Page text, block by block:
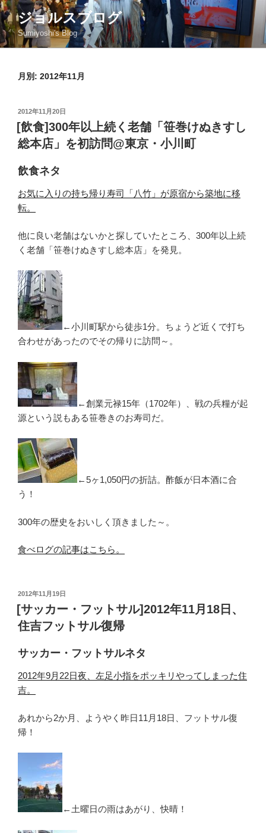
コ
ン
テ
ン
ジョルスブログ
Sumiyoshi's Blog
月別: 2012年11月
投
稿
日:
2012年11月20日
[飲食]300年以上続く老舗「笹巻けぬきすし
総本店」を初訪問@東京・小川町
飲食ネタ
お気に入りの持ち帰り寿司「八竹」が原宿から築地に移
転。
他に良い老舗はないかと探していたところ、300年以上続
く老舗「笹巻けぬきすし総本店」を発見。
←小川町駅から徒歩1分。ちょうど近くで打ち
合わせがあったのでその帰りに訪問～。
←創業元禄15年（1702年）、戦の兵糧が起
源という説もある笹巻きのお寿司だ。
←5ヶ1,050円の折詰。酢飯が日本酒に合
う！
300年の歴史をおいしく頂きました～。
食べログの記事はこちら。
投
稿
日:
2012年11月19日
[サッカー・フットサル]2012年11月18日、
住吉フットサル復帰
サッカー・フットサルネタ
2012年9月22日夜、左足小指をポッキリやってしまった住
吉。
あれから2か月、ようやく昨日11月18日、フットサル復
帰！
←土曜日の雨はあがり、快晴！